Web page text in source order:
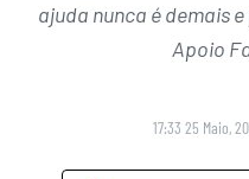
ajuda nunca é demais
Apoio
17:33 25 Maio,